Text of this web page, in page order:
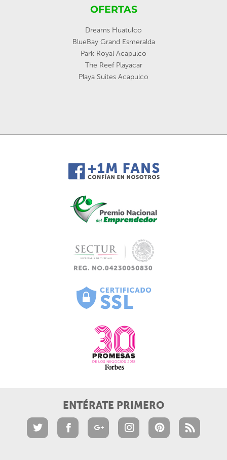
OFERTAS
Dreams Huatulco
BlueBay Grand Esmeralda
Park Royal Acapulco
The Reef Playacar
Playa Suites Acapulco
ENTÉRATE PRIMERO